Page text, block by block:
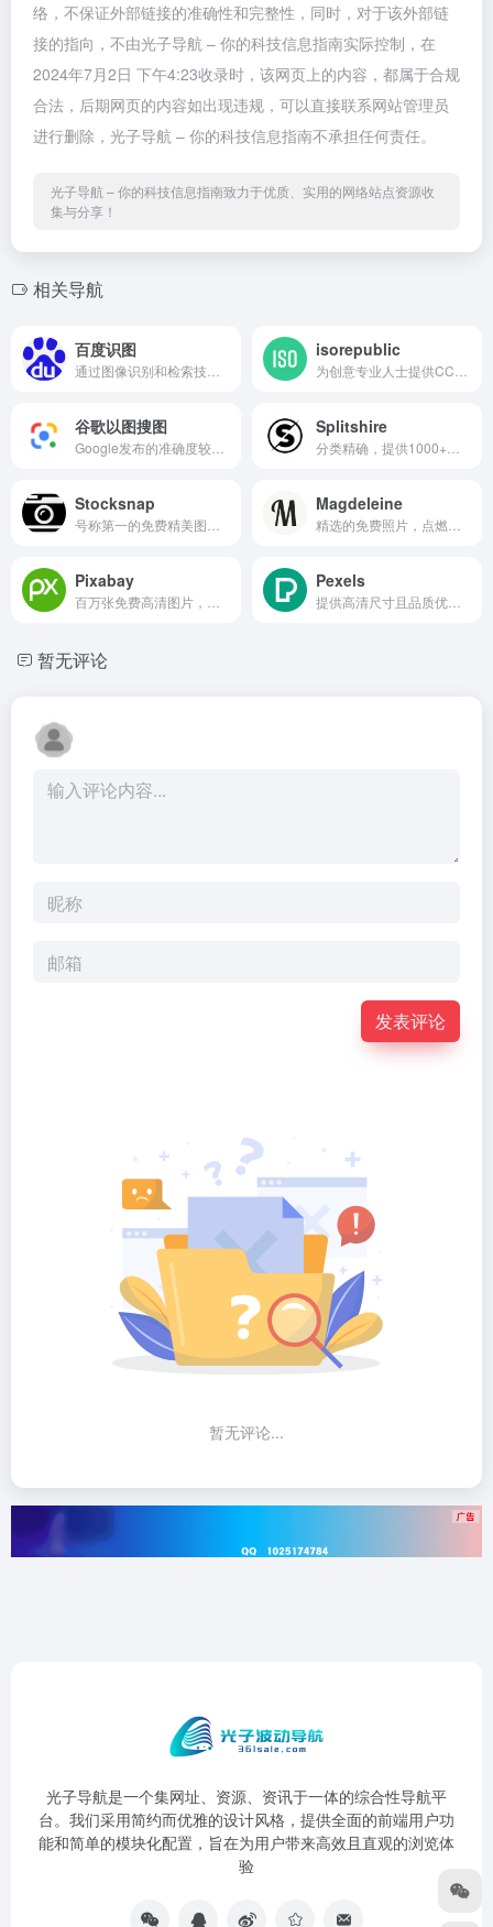
络，不保证外部链接的准确性和完整性，同时，对于该外部链
接的指向，不由光子导航 – 你的科技信息指南实际控制，在
2024年7月2日 下午4:23收录时，该网页上的内容，都属于合规
合法，后期网页的内容如出现违规，可以直接联系网站管理员
进行删除，光子导航 – 你的科技信息指南不承担任何责任。
光子导航 – 你的科技信息指南致力于优质、实用的网络站点资源收
集与分享！
相关导航
百度识图 isorepublic
谷歌以图搜图 Splitshire
Stocksnap Magdeleine
Pixabay Pexels
暂无评论
发表评论
暂无评论...
光子导航是一个集网址、资源、资讯于一体的综合性导航平
台。我们采用简约而优雅的设计风格，提供全面的前端用户功
能和简单的模块化配置，旨在为用户带来高效且直观的浏览体
验